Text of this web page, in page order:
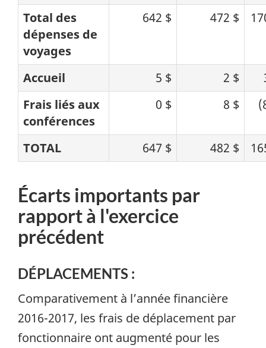
Total des
dépenses de
voyages
642 $ 472 $
Accueil 5 $ 2 $
Frais liés aux
conférences
0 $ 8 $
TOTAL 647 $ 482 $
Écarts importants par
rapport à l'exercice
précédent
DÉPLACEMENTS :
Comparativement à l’année financière
2016-2017, les frais de déplacement par
fonctionnaire ont augmenté pour les